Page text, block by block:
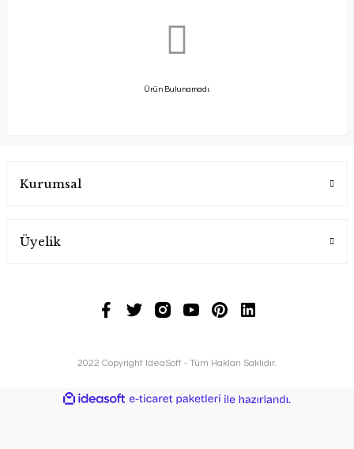
Ürün Bulunamadı.
Kurumsal
Üyelik
2022 Copyright IdeaSoft - Tüm Hakları Saklıdır.
ideasoft
e-